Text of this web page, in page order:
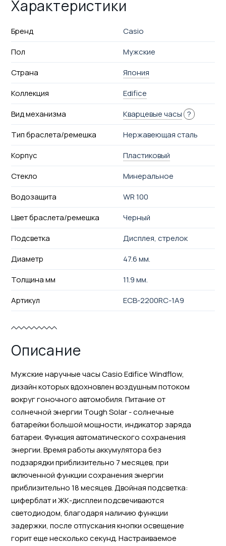
Характеристики
Бренд
Casio
Пол
Мужские
Страна
Япония
Коллекция
Edifice
Вид механизма
Кварцевые часы ?
Тип браслета/ремешка
Нержавеющая сталь
Корпус
Пластиковый
Стекло
Минеральное
Водозащита
WR 100
Цвет браслета/ремешка
Черный
Подсветка
Дисплея, стрелок
Диаметр
47.6 мм.
Толщина мм
11.9 мм.
Артикул
ECB-2200RC-1A9
Описание
Мужские наручные часы Casio Edifice Windflow,
дизайн которых вдохновлен воздушным потоком
вокруг гоночного автомобиля. Питание от
солнечной энергии Tough Solar - солнечные
батарейки большой мощности, индикатор заряда
батареи. Функция автоматического сохранения
энергии. Время работы аккумулятора без
подзарядки приблизительно 7 месяцев, при
включенной функции сохранения энергии
приблизительно 18 месяцев. Двойная подcветка:
циферблат и ЖК-дисплеи подсвечиваются
светодиодом, благодаря наличию функции
задержки, после отпускания кнопки освещение
горит еще несколько секунд. Настраиваемое